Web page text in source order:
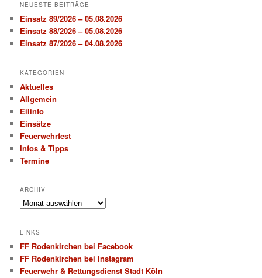
NEUESTE BEITRÄGE
Einsatz 89/2026 – 05.08.2026
Einsatz 88/2026 – 05.08.2026
Einsatz 87/2026 – 04.08.2026
KATEGORIEN
Aktuelles
Allgemein
Eilinfo
Einsätze
Feuerwehrfest
Infos & Tipps
Termine
ARCHIV
Archiv
LINKS
FF Rodenkirchen bei Facebook
FF Rodenkirchen bei Instagram
Feuerwehr & Rettungsdienst Stadt Köln